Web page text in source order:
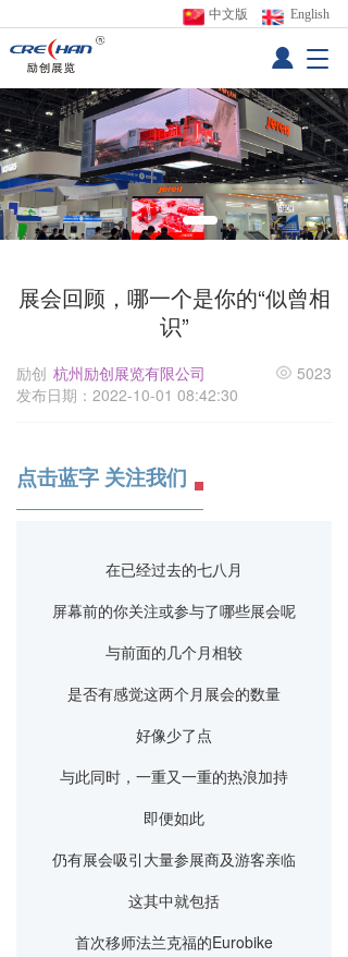
中文版 English
T
g
g
l
e
n
a
v
a
o
n
展会回顾，哪一个是你的“似曾相
识”
励创 杭州励创展览有限公司
发布日期：2022-10-01 08:42:30
5023
点击蓝字 关注我们
在已经过去的七八月
屏幕前的你关注或参与了哪些展会呢
与前面的几个月相较
是否有感觉这两个月展会的数量
好像少了点
与此同时，一重又一重的热浪加持
即便如此
仍有展会吸引大量参展商及游客亲临
这其中就包括
首次移师法兰克福的Eurobike